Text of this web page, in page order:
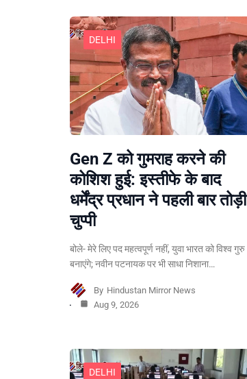
DELHI
Gen Z को गुमराह करने की
कोशिश हुई: इस्तीफे के बाद
धर्मेंद्र प्रधान ने पहली बार तोड़ी
चुप्पी
बोले- मेरे लिए पद महत्वपूर्ण नहीं, युवा भारत को विश्व गुरु
बनाएंगे; नवीन पटनायक पर भी साधा निशाना…
By Hindustan Mirror News
Aug 9, 2026
DELHI